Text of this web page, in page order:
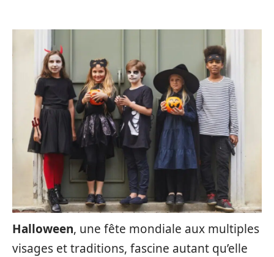
Halloween, une fête mondiale aux multiples
visages et traditions, fascine autant qu’elle